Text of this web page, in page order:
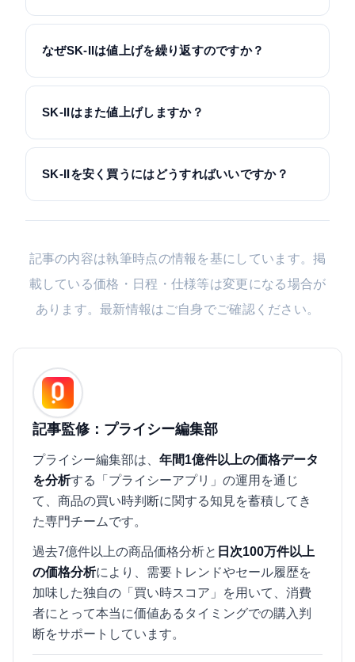
なぜSK-IIは値上げを繰り返すのですか？
SK-IIはまた値上げしますか？
SK-IIを安く買うにはどうすればいいですか？
記事の内容は執筆時点の情報を基にしています。掲
載している価格・日程・仕様等は変更になる場合が
あります。最新情報はご自身でご確認ください。
記事監修：プライシー編集部
プライシー編集部は、 年間1億件以上の価格データ
を分析する「プライシーアプリ」の運用を通じ
て、商品の買い時判断に関する知見を蓄積してき
た専門チームです。
過去7億件以上の商品価格分析と 日次100万件以上
の価格分析により、需要トレンドやセール履歴を
加味した独自の「買い時スコア」を用いて、消費
者にとって本当に価値あるタイミングでの購入判
断をサポートしています。